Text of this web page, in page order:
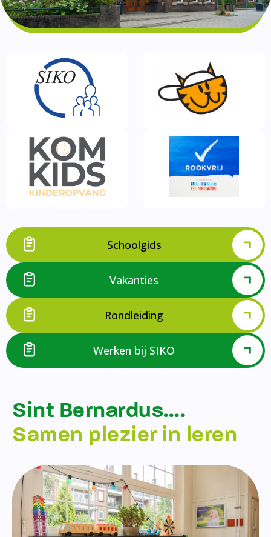
Routebeschrijving
Privacy
Schoolgids
Vakanties
Rondleiding
Werken bij SIKO
Sint Bernardus….
Samen plezier in leren